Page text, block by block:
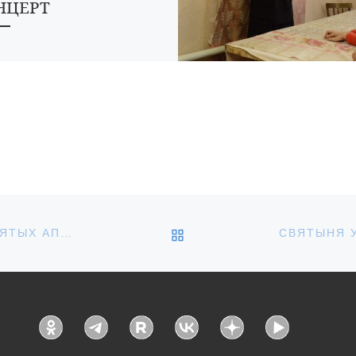
БОЖЕСТВЕННАЯ ЛИТУРГИЯ В ДЕНЬ ПАМЯТИ СВЯТЫХ АПОСТОЛОВ ПЕТРА И ПАВЛА ОБРАТНО К СПИСКУ